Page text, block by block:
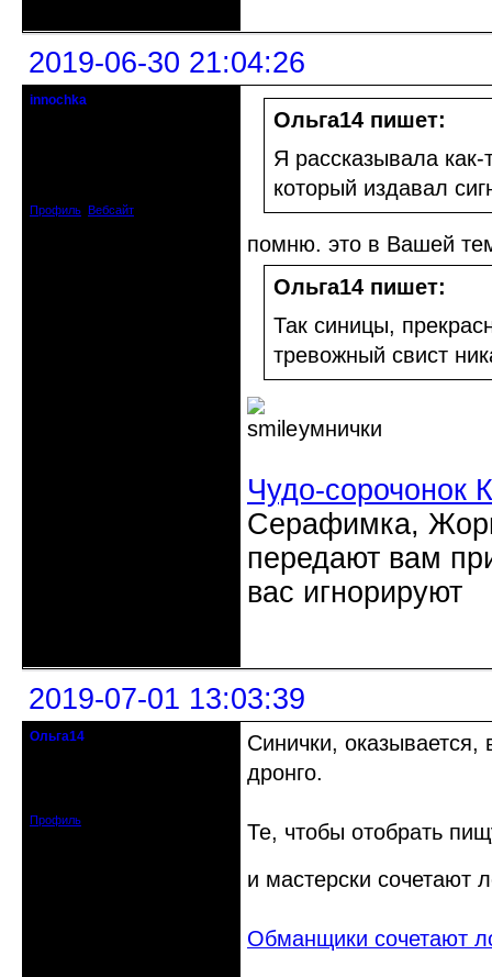
2019-06-30 21:04:26
innochka
Профиль Вебсайт
Ольга14 пишет:
Я рассказывала
который издавал
помню. это в Вашей
Ольга14 пишет:
Так синицы,
тревожный свист
умнички
Чудо-сорочонок
Серафимка,
передают вам
вас игнорируют
2019-07-01 13:03:39
Ольга14
Профиль
Синички,
дронго.
Те, чтобы отобрать
и мастерски сочетают
Обманщики сочетают